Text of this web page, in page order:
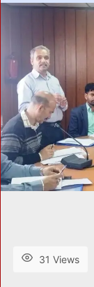
31 Views